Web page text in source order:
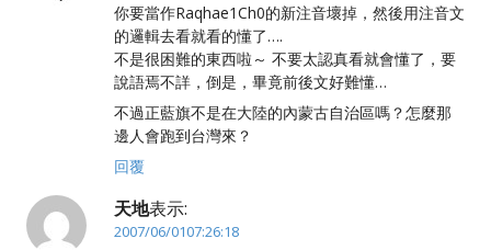
你要當作Raqhae1Ch0的新注音壞掉，然後用注音文
的邏輯去看就看的懂了….
不是很困難的東西啦～ 不要太認真看就會懂了，要
說語焉不詳，倒是，畢竟前後文好難懂…
不過正藍旗不是在大陸的內蒙古自治區嗎？怎麼那
邊人會跑到台灣來？
回覆
天地表示:
2007/06/0107:26:18